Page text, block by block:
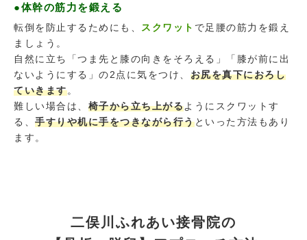
●体幹の筋力を鍛える
転倒を防止するためにも、 スクワット で足腰の筋力を鍛え
ましょう。
自然に立ち「つま先と膝の向きをそろえる」「膝が前に出
ないようにする」の2点に気をつけ、 お尻を真下におろし
ていきます。
難しい場合は、 椅子から立ち上がるようにスクワットす
る、 手すりや机に手をつきながら行うといった方法もあり
ます。
二俣川ふれあい接骨院の